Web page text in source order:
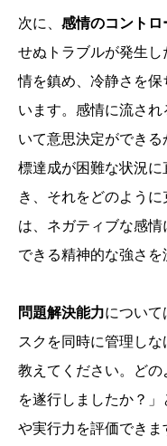
次に、 感情のコントロ
せぬトラブルが発生
情を鎮め、冷静さを
います。感情に流さ
いて意思決定ができ
標達成が困難な状況
き、それをどのよう
は、ネガティブな感
できる精神的な強さを
問題解決能力について
スクを同時に管理し
教えてください。ど
を遂行しましたか？
や実行力を評価でき